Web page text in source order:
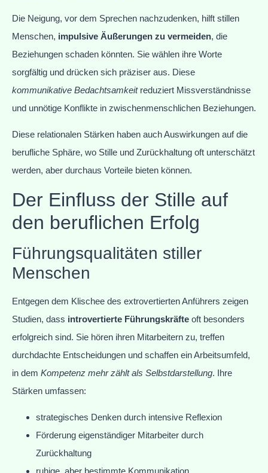
Die Neigung, vor dem Sprechen nachzudenken, hilft stillen
Menschen, impulsive Äußerungen zu vermeiden, die
Beziehungen schaden könnten. Sie wählen ihre Worte
sorgfältig und drücken sich präziser aus. Diese
kommunikative Bedachtsamkeitreduziert Missverständnisse
und unnötige Konflikte in zwischenmenschlichen Beziehungen.
Diese relationalen Stärken haben auch Auswirkungen auf die
berufliche Sphäre, wo Stille und Zurückhaltung oft unterschätzt
werden, aber durchaus Vorteile bieten können.
Der Einfluss der Stille auf
den beruflichen Erfolg
Führungsqualitäten stiller
Menschen
Entgegen dem Klischee des extrovertierten Anführers zeigen
Studien, dass introvertierte Führungskräfte oft besonders
erfolgreich sind. Sie hören ihren Mitarbeitern zu, treffen
durchdachte Entscheidungen und schaffen ein Arbeitsumfeld,
in dem Kompetenz mehr zählt als Selbstdarstellung. Ihre
Stärken umfassen:
strategisches Denken durch intensive Reflexion
Förderung eigenständiger Mitarbeiter durch
Zurückhaltung
ruhige, aber bestimmte Kommunikation